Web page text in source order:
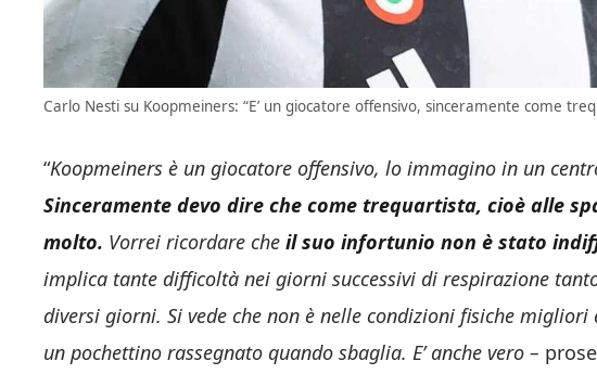
Carlo Nesti su Koopmeiners: “E’ un giocatore offensivo, sinceramente come
“Koopmeiners è un giocatore offensivo, lo immagino in un
Sinceramente devo dire che come trequartista, cioè alle
molto. Vorrei ricordare che il suo infortunio non è stato
implica tante difficoltà nei giorni successivi di respirazione
diversi giorni. Si vede che non è nelle condizioni fisiche migliori
un pochettino rassegnato quando sbaglia. E’ anche vero –